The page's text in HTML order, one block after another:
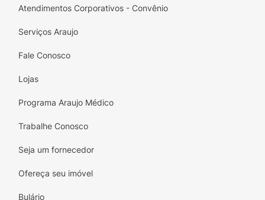
Atendimentos Corporativos - Convênio
Serviços Araujo
Fale Conosco
Lojas
Programa Araujo Médico
Trabalhe Conosco
Seja um fornecedor
Ofereça seu imóvel
Bulário